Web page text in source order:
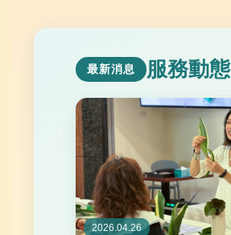
最新消息 服務動態
2026.04.26